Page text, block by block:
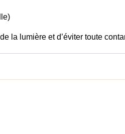
la lumière et d’éviter toute